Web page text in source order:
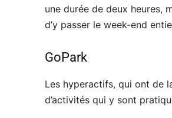
une durée de deux heures,
d’y passer le week-end
GoPark
Les hyperactifs, qui ont de
d’activités qui y sont